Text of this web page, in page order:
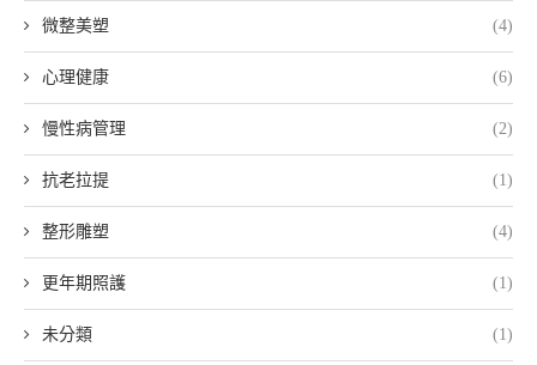
微整美塑 (4)
心理健康 (6)
慢性病管理 (2)
抗老拉提 (1)
整形雕塑 (4)
更年期照護 (1)
未分類 (1)